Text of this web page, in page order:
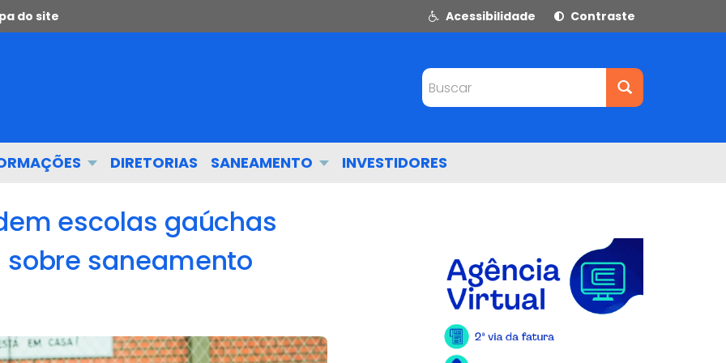
do site Acessibilidade Contraste
Buscar
DIRETORIAS SANEAMENTO INVESTIDORES
escolas gaúchas
saneamento